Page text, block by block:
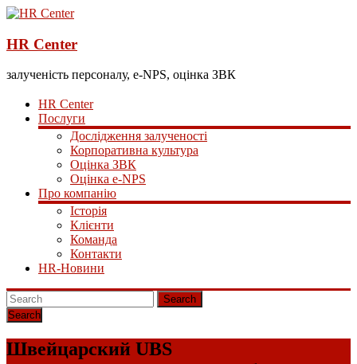
HR Center
залученість персоналу, e-NPS, оцінка ЗВК
HR Center
Послуги
Дослідження залученості
Корпоративна культура
Оцінка ЗВК
Оцінка e-NPS
Про компанію
Історія
Клієнти
Команда
Контакти
HR-Новини
Search
Швейцарский UBS